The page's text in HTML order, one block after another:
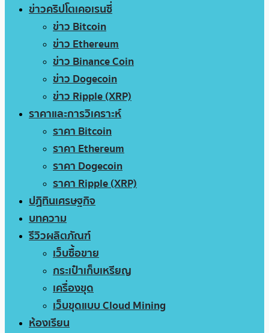
ข่าวคริปโตเคอเรนซี่
ข่าว Bitcoin
ข่าว Ethereum
ข่าว Binance Coin
ข่าว Dogecoin
ข่าว Ripple (XRP)
ราคาและการวิเคราะห์
ราคา Bitcoin
ราคา Ethereum
ราคา Dogecoin
ราคา Ripple (XRP)
ปฏิทินเศรษฐกิจ
บทความ
รีวิวผลิตภัณฑ์
เว็บซื้อขาย
กระเป๋าเก็บเหรียญ
เครื่องขุด
เว็บขุดแบบ Cloud Mining
ห้องเรียน